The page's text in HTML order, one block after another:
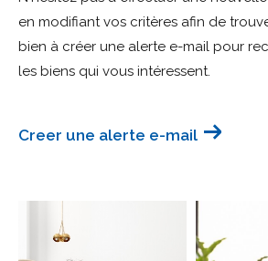
en modifiant vos critères afin de
bien à créer une alerte e-mail pour
les biens qui vous intéressent.
Creer une alerte e-mail
Surface
Surface
AFFINER LES